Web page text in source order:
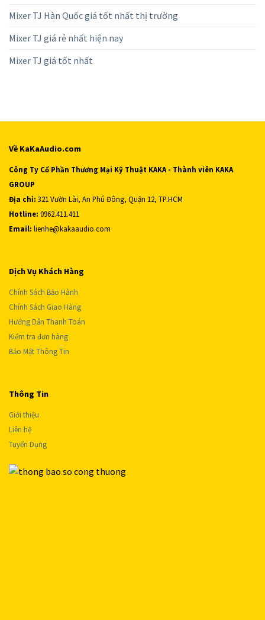
Mixer TJ Hàn Quốc giá tốt nhất thị trường
Mixer TJ giá rẻ nhất hiện nay
Mixer TJ giá tốt nhất
Về KaKaAudio.com
Công Ty Cổ Phần Thương Mại Kỹ Thuật KAKA - Thành viên KAKA
GROUP
Địa chỉ: 321 Vườn Lài, An Phú Đông, Quận 12, TP.HCM
Hotline: 0962.411.411
Email: lienhe@kakaaudio.com
Dịch Vụ Khách Hàng
Chính Sách Bảo Hành
Chính Sách Giao Hàng
Hướng Dẫn Thanh Toán
Kiểm tra đơn hàng
Bảo Mật Thông Tin
Thông Tin
Giới thiệu
Liên hệ
Tuyển Dụng